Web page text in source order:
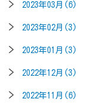
2023年03月(6)
2023年02月(3)
2023年01月(3)
2022年12月(3)
2022年11月(6)